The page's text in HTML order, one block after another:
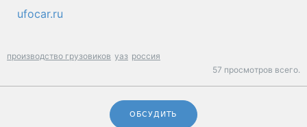
ufocar.ru
производство грузовиков уаз россия
57 просмотров всего.
ОБСУДИТЬ